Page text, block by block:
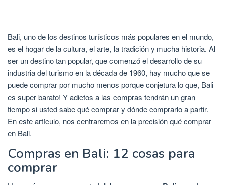
Bali, uno de los destinos turísticos más populares en el mundo,
es el hogar de la cultura, el arte, la tradición y mucha historia. Al
ser un destino tan popular, que comenzó el desarrollo de su
industria del turismo en la década de 1960, hay mucho que se
puede comprar por mucho menos porque conjetura lo que, Bali
es super barato! Y adictos a las compras tendrán un gran
tiempo si usted sabe qué comprar y dónde comprarlo a partir.
En este artículo, nos centraremos en la precisión qué comprar
en Bali.
Compras en Bali: 12 cosas para
comprar